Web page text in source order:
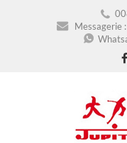
Messagerie :